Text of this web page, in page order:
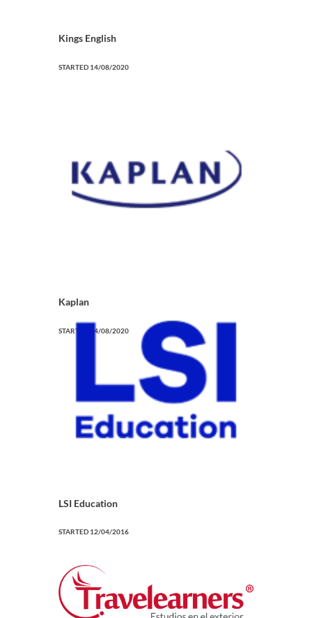
Kings English
STARTED14/08/2020
Kaplan
STARTED 14/08/2020
LSI Education
STARTED12/04/2016